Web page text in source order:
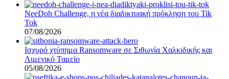
NeeDoh Challenge, η νέα διαδικτυακή πρόκληση του Tik
Tok
07/08/2026
Ισχυρό χτύπημα Ransomware σε Σιθωνία Χαλκιδικής και
Λιμενικό Ταμείο
05/08/2026